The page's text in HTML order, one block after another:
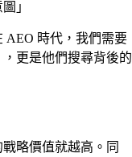
」
AEO 時代，我們需要
更是他們搜尋背後的
略價值就越高。同